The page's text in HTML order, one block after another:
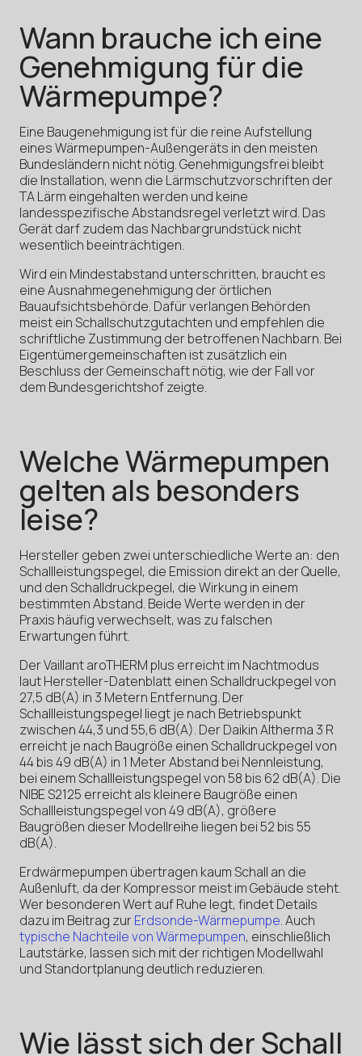
Wann brauche ich eine
Genehmigung für die
Wärmepumpe?
Eine Baugenehmigung ist für die reine Aufstellung
eines Wärmepumpen-Außengeräts in den meisten
Bundesländern nicht nötig. Genehmigungsfrei bleibt
die Installation, wenn die Lärmschutzvorschriften der
TA Lärm eingehalten werden und keine
landesspezifische Abstandsregel verletzt wird. Das
Gerät darf zudem das Nachbargrundstück nicht
wesentlich beeinträchtigen.
Wird ein Mindestabstand unterschritten, braucht es
eine Ausnahmegenehmigung der örtlichen
Bauaufsichtsbehörde. Dafür verlangen Behörden
meist ein Schallschutzgutachten und empfehlen die
schriftliche Zustimmung der betroffenen Nachbarn. Bei
Eigentümergemeinschaften ist zusätzlich ein
Beschluss der Gemeinschaft nötig, wie der Fall vor
dem Bundesgerichtshof zeigte.
Welche Wärmepumpen
gelten als besonders
leise?
Hersteller geben zwei unterschiedliche Werte an: den
Schallleistungspegel, die Emission direkt an der Quelle,
und den Schalldruckpegel, die Wirkung in einem
bestimmten Abstand. Beide Werte werden in der
Praxis häufig verwechselt, was zu falschen
Erwartungen führt.
Der Vaillant aroTHERM plus erreicht im Nachtmodus
laut Hersteller-Datenblatt einen Schalldruckpegel von
27,5 dB(A) in 3 Metern Entfernung. Der
Schallleistungspegel liegt je nach Betriebspunkt
zwischen 44,3 und 55,6 dB(A). Der Daikin Altherma 3 R
erreicht je nach Baugröße einen Schalldruckpegel von
44 bis 49 dB(A) in 1 Meter Abstand bei Nennleistung,
bei einem Schallleistungspegel von 58 bis 62 dB(A). Die
NIBE S2125 erreicht als kleinere Baugröße einen
Schallleistungspegel von 49 dB(A), größere
Baugrößen dieser Modellreihe liegen bei 52 bis 55
dB(A).
Erdwärmepumpen übertragen kaum Schall an die
Außenluft, da der Kompressor meist im Gebäude steht.
Wer besonderen Wert auf Ruhe legt, findet Details
dazu im Beitrag zurErdsonde-Wärmepumpe. Auch
typische Nachteile von Wärmepumpen, einschließlich
Lautstärke, lassen sich mit der richtigen Modellwahl
und Standortplanung deutlich reduzieren.
Wie lässt sich der Schall